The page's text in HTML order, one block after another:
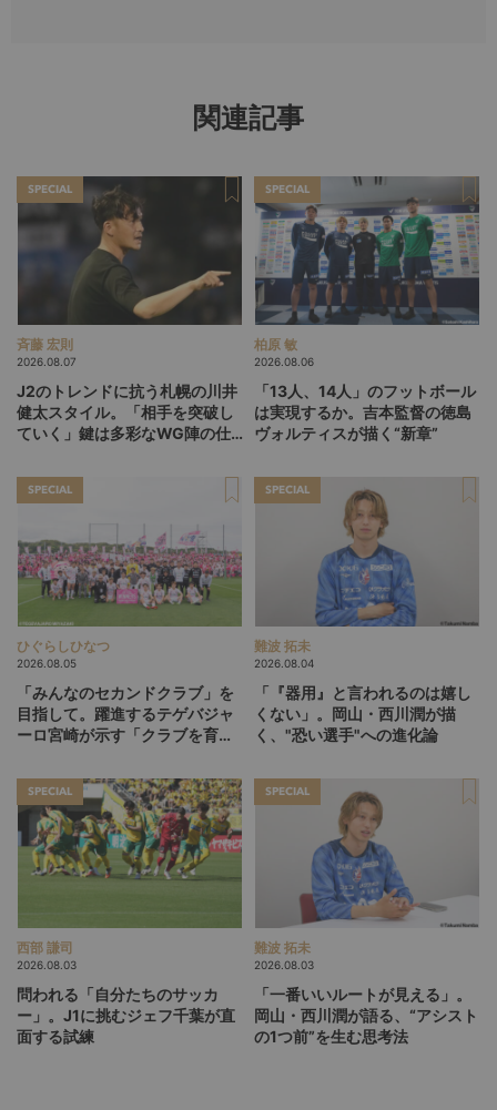
関連記事
SPECIAL
斉藤 宏則
2026.08.07
J2のトレンドに抗う札幌の川井
健太スタイル。「相手を突破し
ていく」鍵は多彩なWG陣の仕
SPECIAL
柏原 敏
2026.08.06
「13人、14人」のフットボール
は実現するか。吉本監督の徳島
ヴォルティスが描く“新章”
SPECIAL
ひぐらしひなつ
2026.08.05
「みんなのセカンドクラブ」を
目指して。躍進するテゲバジャ
ーロ宮崎が示す「クラブを育て
SPECIAL
難波 拓未
2026.08.04
「『器用』と言われるのは嬉し
くない」。岡山・西川潤が描
く、"恐い選手"への進化論
SPECIAL
西部 謙司
2026.08.03
問われる「自分たちのサッカ
ー」。J1に挑むジェフ千葉が直
面する試練
SPECIAL
難波 拓未
2026.08.03
「一番いいルートが見える」。
岡山・西川潤が語る、“アシスト
の1つ前”を生む思考法